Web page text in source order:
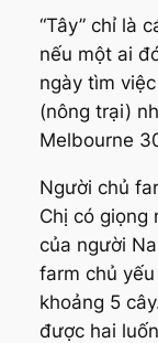
“Tây” chỉ là
nếu một ai
ngày tìm
(nông trại)
Melbourne
Người chủ
Chị có giọng
của người
farm chủ
khoảng 5
được hai